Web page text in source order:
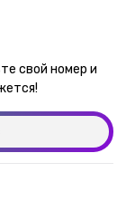
свой номер и